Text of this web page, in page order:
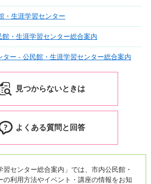
・生涯学習センター
・生涯学習センター総合案内
ター - 公民館・生涯学習センター総合案内
見つからないときは
よくある質問と回答
習センター総合案内」では、市内公民館・
の利用方法やイベント・講座の情報をお知